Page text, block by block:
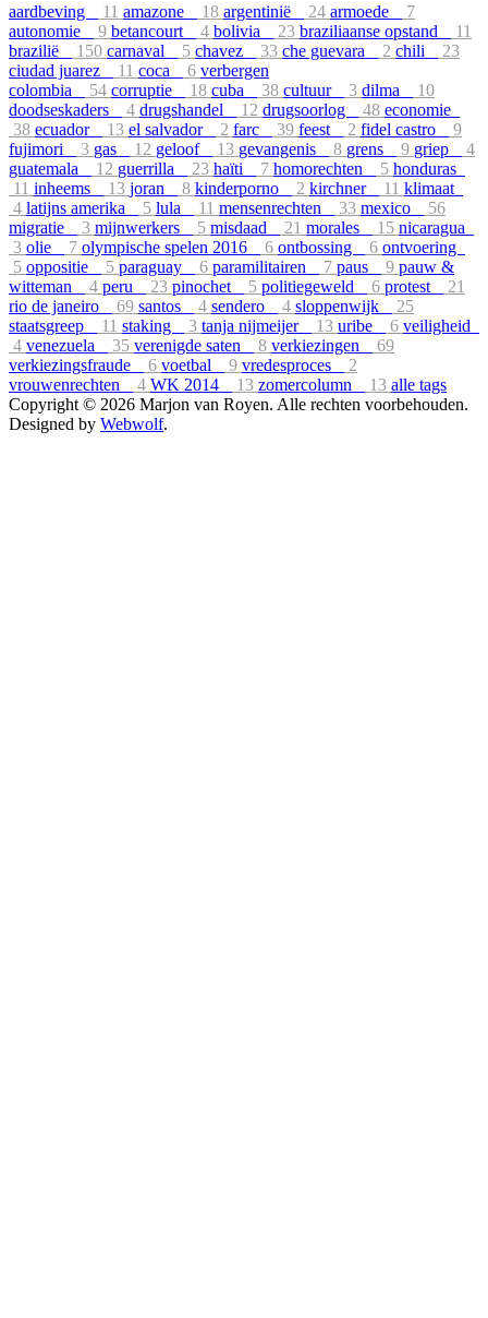
aardbeving 11 amazone 18 argentinië 24 armoede
7
autonomie
9 betancourt 4 bolivia 23 braziliaanse opstand
11
brazilië
150 carnaval 5 chavez 33 che guevara 2 chili
23
ciudad juarez
11 coca 6 verbergen
colombia
54 corruptie 18 cuba 38 cultuur 3 dilma
10
doodseskaders
4 drugshandel 12 drugsoorlog 48 economie
38 ecuador 13 el salvador 2 farc 39 feest 2 fidel castro
9
fujimori
3 gas 12 geloof 13 gevangenis 8 grens 9 griep
4
guatemala
12 guerrilla 23 haïti 7 homorechten 5 honduras
11 inheems 13 joran 8 kinderporno 2 kirchner 11 klimaat
4 latijns amerika 5 lula 11 mensenrechten 33 mexico
56
migratie
3 mijnwerkers 5 misdaad 21 morales 15 nicaragua
3 olie 7 olympische spelen 2016 6 ontbossing 6 ontvoering
5 oppositie 5 paraguay 6 paramilitairen 7 paus 9 pauw &
witteman
4 peru 23 pinochet 5 politiegeweld 6 protest
21
rio de janeiro
69 santos 4 sendero 4 sloppenwijk
25
staatsgreep
11 staking 3 tanja nijmeijer 13 uribe 6 veiligheid
4 venezuela 35 verenigde saten 8 verkiezingen
69
verkiezingsfraude
6 voetbal 9 vredesproces
2
vrouwenrechten
4 WK 2014 13 zomercolumn 13 alle tags
Copyright © 2026 Marjon van Royen. Alle rechten voorbehouden.
Designed by Webwolf.